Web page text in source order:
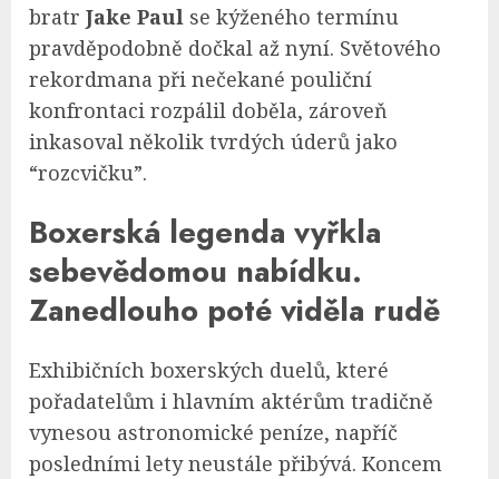
bratr Jake Paul se kýženého termínu
pravděpodobně dočkal až nyní. Světového
rekordmana při nečekané pouliční
konfrontaci rozpálil doběla, zároveň
inkasoval několik tvrdých úderů jako
“rozcvičku”.
Boxerská legenda vyřkla
sebevědomou nabídku.
Zanedlouho poté viděla rudě
Exhibičních boxerských duelů, které
pořadatelům i hlavním aktérům tradičně
vynesou astronomické peníze, napříč
posledními lety neustále přibývá. Koncem